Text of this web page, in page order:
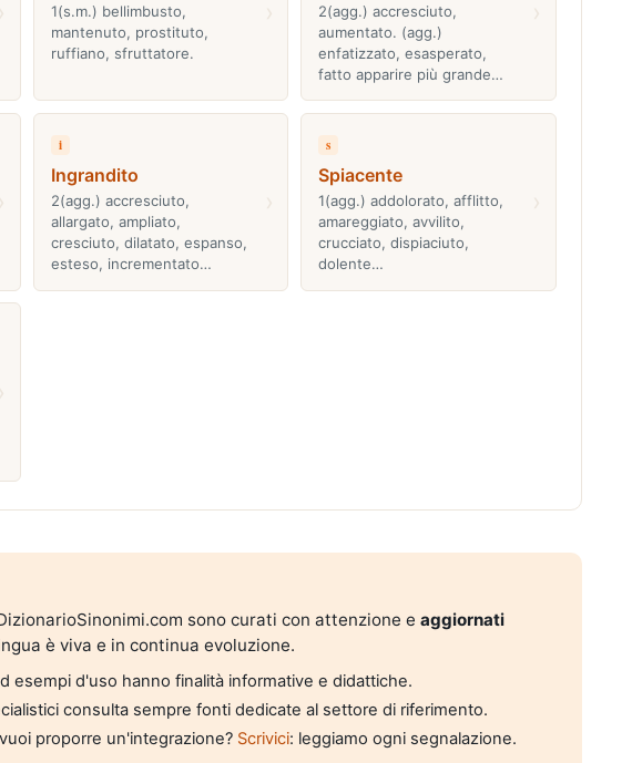
1(s.m.) bellimbusto,
mantenuto, prostituto,
ruffiano, sfruttatore.
2(agg.) accresciuto,
aumentato. (agg.)
enfatizzato, esasperato,
fatto apparire più grande…
i
Ingrandito
2(agg.) accresciuto,
allargato, ampliato,
cresciuto, dilatato, espanso,
esteso, incrementato…
s
Spiacente
1(agg.) addolorato, afflitto,
amareggiato, avvilito,
crucciato, dispiaciuto,
dolente…
sono curati con attenzione e aggiornati
è viva e in continua evoluzione.
esempi d'uso hanno finalità informative e didattiche.
consulta sempre fonti dedicate al settore di riferimento.
proporre un'integrazione? Scrivici: leggiamo ogni segnalazione.